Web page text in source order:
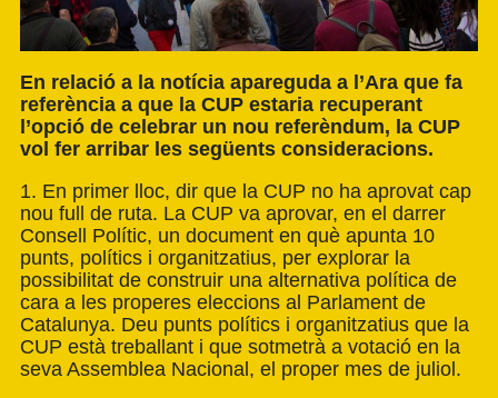
En relació a la notícia apareguda a l’Ara que fa
referència a que la CUP estaria recuperant
l’opció de celebrar un nou referèndum, la CUP
vol fer arribar les següents consideracions.
1. En primer lloc, dir que la CUP no ha aprovat cap
nou full de ruta. La CUP va aprovar, en el darrer
Consell Polític, un document en què apunta 10
punts, polítics i organitzatius, per explorar la
possibilitat de construir una alternativa política de
cara a les properes eleccions al Parlament de
Catalunya. Deu punts polítics i organitzatius que la
CUP està treballant i que sotmetrà a votació en la
seva Assemblea Nacional, el proper mes de juliol.